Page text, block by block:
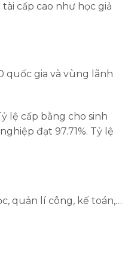
cấp cao như học giả
quốc gia và vùng lãnh
lệ cấp bằng cho sinh
đạt 97.71%. Tỷ lệ
quản lí công, kế toán,…